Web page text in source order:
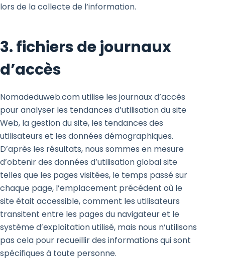
lors de la collecte de l’information.
3. fichiers de journaux
d’accès
Nomadeduweb.com utilise les journaux d’accès
pour analyser les tendances d’utilisation du site
Web, la gestion du site, les tendances des
utilisateurs et les données démographiques.
D’après les résultats, nous sommes en mesure
d’obtenir des données d’utilisation global site
telles que les pages visitées, le temps passé sur
chaque page, l’emplacement précédent où le
site était accessible, comment les utilisateurs
transitent entre les pages du navigateur et le
système d’exploitation utilisé, mais nous n’utilisons
pas cela pour recueillir des informations qui sont
spécifiques à toute personne.